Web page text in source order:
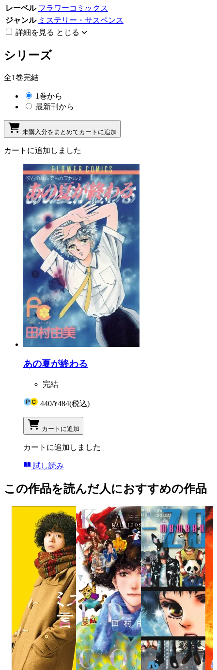
レーベル フラワーコミックス
ジャンル ミステリー・サスペンス
詳細を見る とじる
シリーズ
全1巻完結
1巻から
最新刊から
未購入分をまとめてカートに追加
カートに追加しました
あの夏が終わる
完結
440/¥484(税込)
カートに追加
カートに追加しました
試し読み
この作品を読んだ人におすすめの作品